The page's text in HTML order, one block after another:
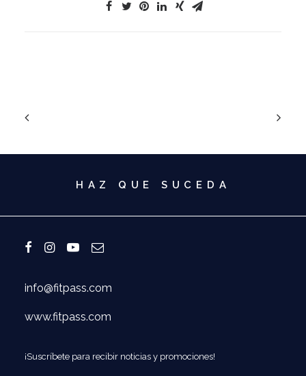
HAZ QUE SUCEDA
info@fitpass.com
www.fitpass.com
¡Suscríbete para recibir noticias y promociones!